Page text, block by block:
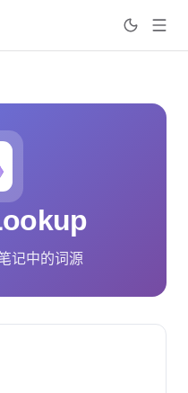
记中的词源